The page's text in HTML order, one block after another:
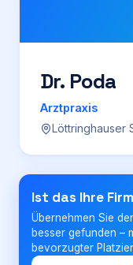
Preise
Für Firmen
Dr. Poda
Arztpraxis
Löttringhauser
Ist das Ihre
Übernehmen Sie
besser gefunden –
bevorzugter